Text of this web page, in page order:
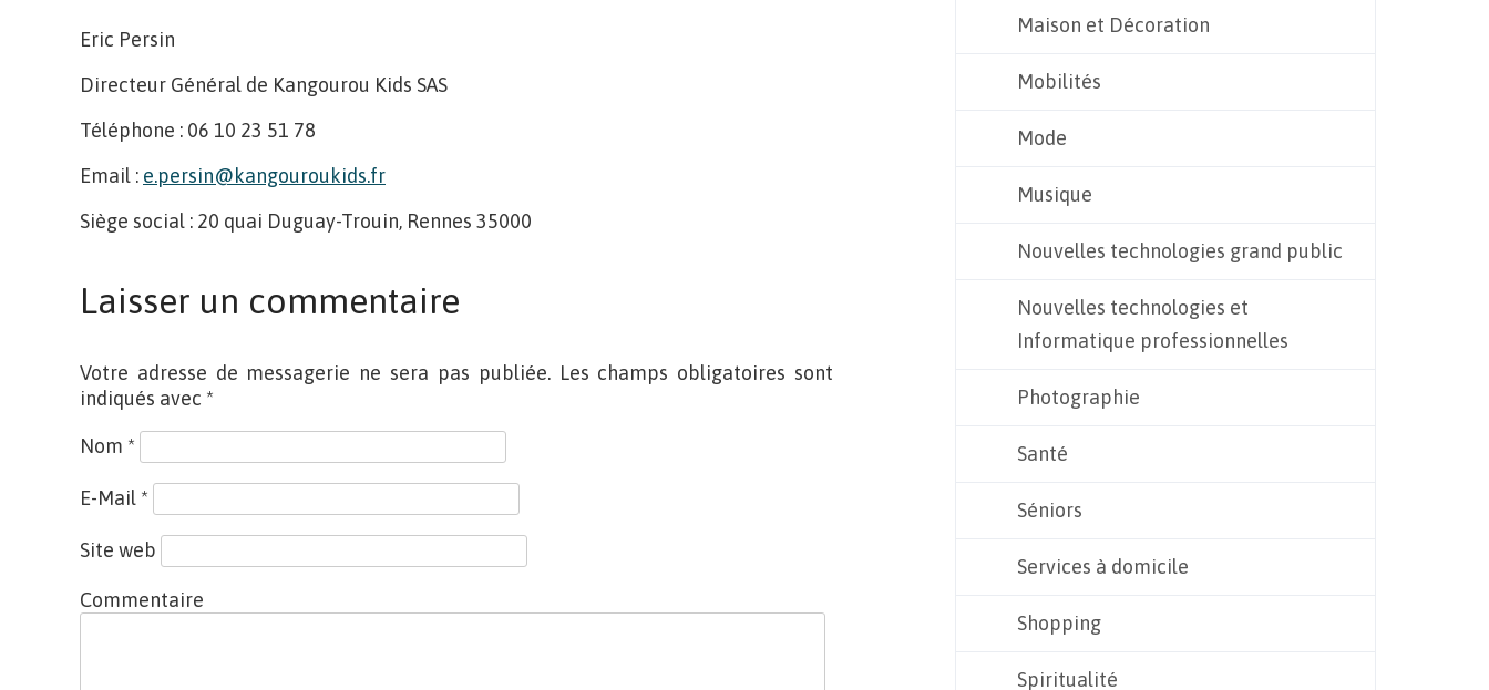
Eric Persin
Directeur Général de Kangourou Kids SAS
Téléphone : 06 10 23 51 78
Email : e.persin@kangouroukids.fr
Siège social : 20 quai Duguay-Trouin, Rennes 35000
Laisser un commentaire
Votre adresse de messagerie ne sera pas publiée. Les champs obligatoires sont
indiqués avec *
Nom *
E-Mail *
Site web
Commentaire
Maison et Décoration
Mobilités
Mode
Musique
Nouvelles technologies grand public
Nouvelles technologies et
Informatique professionnelles
Photographie
Santé
Séniors
Services à domicile
Shopping
Spiritualité